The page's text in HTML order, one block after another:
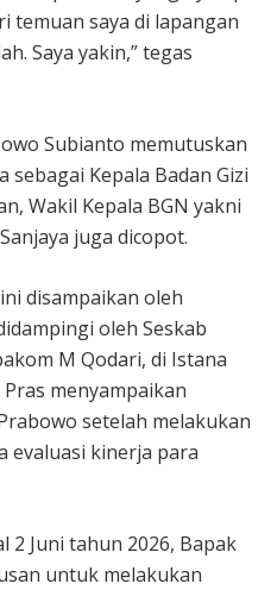
temuan saya di lapangan
Saya yakin,” tegas
Subianto memutuskan
sebagai Kepala Badan Gizi
Wakil Kepala BGN yakni
juga dicopot.
disampaikan oleh
oleh Seskab
M Qodari, di Istana
Pras menyampaikan
setelah melakukan
evaluasi kinerja para
2 Juni tahun 2026, Bapak
untuk melakukan